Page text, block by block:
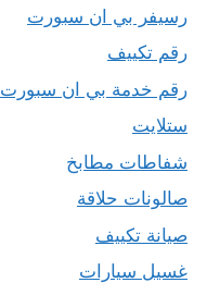
رسيفر بي ان سبورت
رقم تكييف
رقم خدمة بي ان سبورت
ستلايت
شفاطات مطابخ
صالونات حلاقة
صيانة تكييف
غسيل سيارات